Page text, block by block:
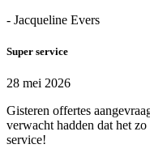
- Jacqueline Evers
Super service
28 mei 2026
Gisteren offertes
verwacht hadden dat het
service!